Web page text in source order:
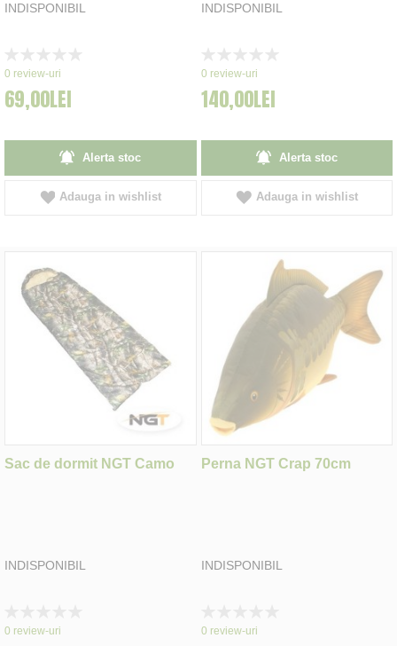
INDISPONIBIL
0%
0 review-uri
69,00LEI
Alerta stoc
Adauga in wishlist
INDISPONIBIL
0%
0 review-uri
140,00LEI
Alerta stoc
Adauga in wishlist
Sac de dormit NGT Camo
INDISPONIBIL
0%
0 review-uri
Perna NGT Crap 70cm
INDISPONIBIL
0%
0 review-uri